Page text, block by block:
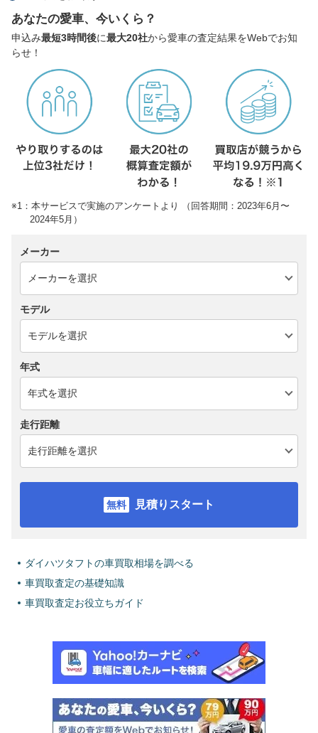
あなたの愛車、今いくら？
申込み最短3時間後に最大20社から愛車の査定結果をWebでお知
らせ！
※1：本サービスで実施のアンケートより （回答期間：2023年6月〜
2024年5月）
メーカー
モデル
年式
走行距離
見積りスタート
ダイハツタフトの車買取相場を調べる
車買取査定の基礎知識
車買取査定お役立ちガイド